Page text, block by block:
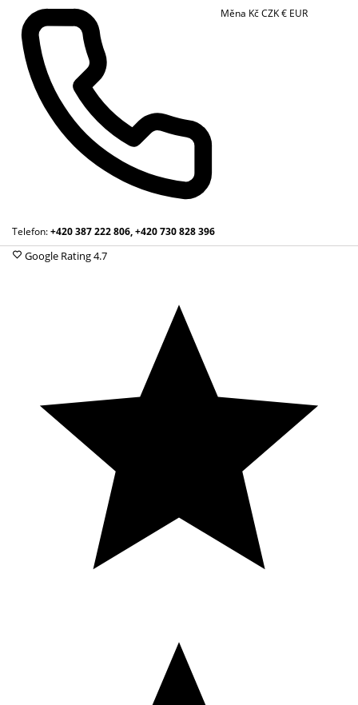
Telefon:+420 387 222 806, +420 730 828 396
Měna KčCZK€ EUR
Google Rating4.7